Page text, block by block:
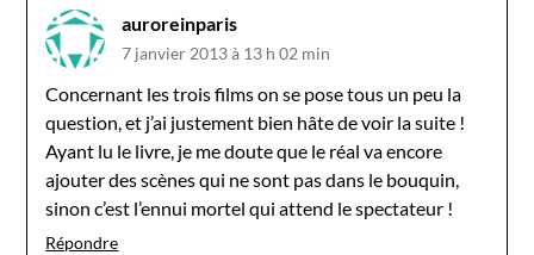
auroreinparis
7 janvier 2013 à 13 h 02 min
Concernant les trois films on se pose tous un peu la
question, et j’ai justement bien hâte de voir la suite !
Ayant lu le livre, je me doute que le réal va encore
ajouter des scènes qui ne sont pas dans le bouquin,
sinon c’est l’ennui mortel qui attend le spectateur !
Répondre